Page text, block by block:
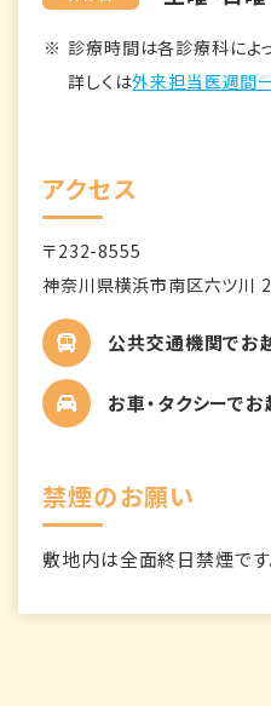
診療時間は各診療科によ
詳しくは外来担当医週間
アクセス
〒232-8555
神奈川県横浜市南区六ツ川
公共交通機関でお
お車・タクシーで
禁煙のお願い
敷地内は全面終日禁煙です